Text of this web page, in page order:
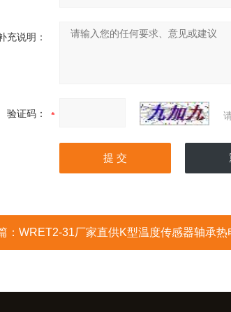
充说明：
验证码：
： WRET2-31厂家直供K型温度传感器轴承热电